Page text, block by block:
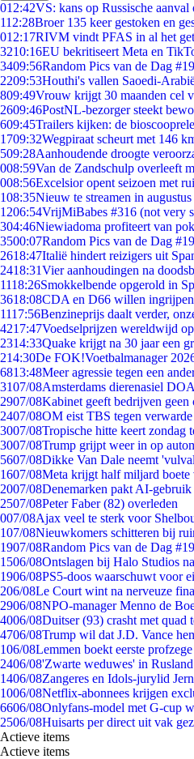
012:42VS: kans op Russische
112:28Broer 135 keer gestoken en
012:17RIVM vindt PFAS in al het
3210:16EU bekritiseert Meta en
3409:56Random Pics van de Dag
2209:53Houthi's vallen Saoedi-
809:49Vrouw krijgt 30 maanden cel
2609:46PostNL-bezorger steekt
609:45Trailers kijken: de
1709:32Wegpiraat scheurt met 146
509:28Aanhoudende droogte
008:59Van de Zandschulp overleeft
008:56Excelsior opent seizoen met
108:35Nieuw te streamen in augustus
1206:54VrijMiBabes #316 (not very
304:46Niewiadoma profiteert van
3500:07Random Pics van de Dag
2618:47Italië hindert reizigers uit
2418:31Vier aanhoudingen na
1118:26Smokkelbende opgerold in
3618:08CDA en D66 willen
1117:56Benzineprijs daalt verder,
4217:47Voedselprijzen wereldwijd
2314:33Quake krijgt na 30 jaar een
214:30De FOK!Voetbalmanager
6813:48Meer agressie tegen een
3107/08Amsterdams dierenasiel
2907/08Kabinet geeft bedrijven geen
2407/08OM eist TBS tegen verwarde
3007/08Tropische hitte keert zondag
3007/08Trump grijpt weer in op
5607/08Dikke Van Dale neemt
1607/08Meta krijgt half miljard boete
2007/08Denemarken pakt AI-gebruik
2507/08Peter Faber (82) overleden
007/08Ajax veel te sterk voor
107/08Nieuwkomers schitteren bij
1907/08Random Pics van de Dag
1506/08Ontslagen bij Halo Studios
1906/08PS5-doos waarschuwt voor
206/08Le Court wint na nerveuze
2906/08NPO-manager Menno de
4006/08Duitser (93) crasht met quad
4706/08Trump wil dat J.D. Vance
106/08Lemmen boekt eerste
2406/08'Zwarte weduwes' in
1406/08Zangeres en Idols-jurylid
1006/08Netflix-abonnees krijgen
6606/08Onlyfans-model met G-cup
2506/08Huisarts per direct uit vak
Actieve items
Actieve items